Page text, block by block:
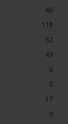
40
118
52
49
6
5
17
9